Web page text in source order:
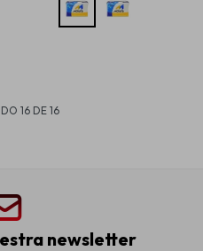
16DE 16
newsletter